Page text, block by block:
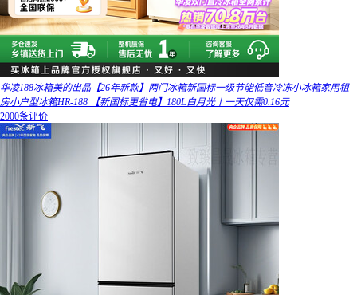
华凌188冰箱美的出品【26年新款】两门冰箱新国标一级节能低音冷冻小冰箱家用租
房小户型冰箱HR-188 【新国标更省电】180L白月光丨一天仅需0.16元
2000条评价